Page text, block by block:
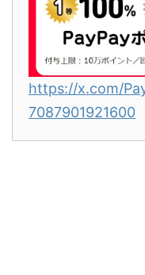
https://x.com/
7087901921600